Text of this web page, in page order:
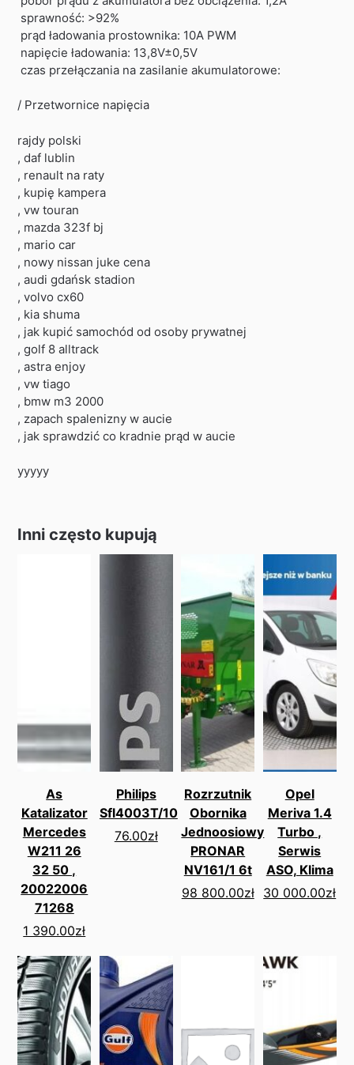
sprawność: >92%
prąd ładowania prostownika: 10A PWM
napięcie ładowania: 13,8V±0,5V
czas przełączania na zasilanie akumulatorowe:
/ Przetwornice napięcia
rajdy polski
, daf lublin
, renault na raty
, kupię kampera
, vw touran
, mazda 323f bj
, mario car
, nowy nissan juke cena
, audi gdańsk stadion
, volvo cx60
, kia shuma
, jak kupić samochód od osoby prywatnej
, golf 8 alltrack
, astra enjoy
, vw tiago
, bmw m3 2000
, zapach spalenizny w aucie
, jak sprawdzić co kradnie prąd w aucie
yyyyy
Inni często kupują
As
Katalizator
Mercedes
W211 26
32 50 ,
20022006
71268
1 390.00zł
Philips
Sfl4003T/10
76.00zł
Rozrzutnik
Obornika
Jednoosiowy
PRONAR
NV161/1 6t
98 800.00zł
Opel
Meriva 1.4
Turbo ,
Serwis
ASO, Klima
30 000.00zł